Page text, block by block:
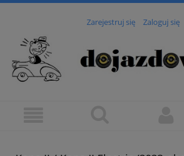
Zarejestruj się Zaloguj się